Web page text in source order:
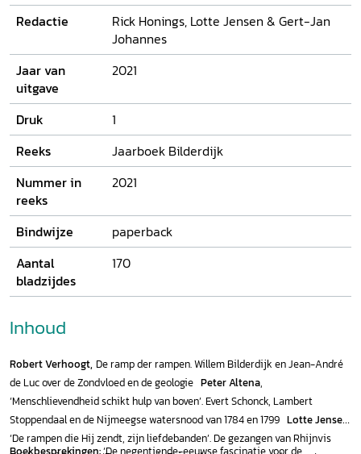
Redactie
Rick Honings, Lotte Jensen & Gert-Jan
Johannes
Jaar van
uitgave
2021
Druk
1
Reeks
Jaarboek Bilderdijk
Nummer in
reeks
2021
Bindwijze
paperback
Aantal
bladzijdes
170
Inhoud
Robert Verhoogt, De ramp der rampen. Willem Bilderdijk en Jean-André
de Luc over de Zondvloed en de geologie Peter Altena,
‘Menschlievendheid schikt hulp van boven’. Evert Schonck, Lambert
Stoppendaal en de Nijmeegse watersnood van 1784 en 1799 Lotte Jensen,
‘De rampen die Hij zendt, zijn liefdebanden’. De gezangen van Rhijnvis